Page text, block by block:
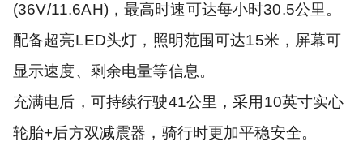
(36V/11.6AH)，最高时速可达每小时30.5公里。
配备超亮LED头灯，照明范围可达15米，屏幕可
显示速度、剩余电量等信息。
充满电后，可持续行驶41公里，采用10英寸实心
轮胎+后方双减震器，骑行时更加平稳安全。